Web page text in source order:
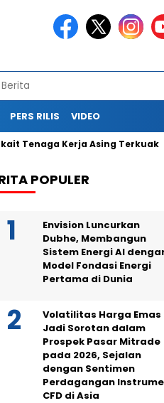
PERS RILIS VIDEO
Kerja Asing Terkuak
POPULER
Envision Luncurkan
Dubhe, Membangun
Sistem Energi AI
Model Fondasi Energi
Pertama di Dunia
Volatilitas Harga Emas
Jadi Sorotan dalam
Prospek Pasar Mitrade
pada 2026, Sejalan
dengan Sentimen
Perdagangan
CFD di Asia